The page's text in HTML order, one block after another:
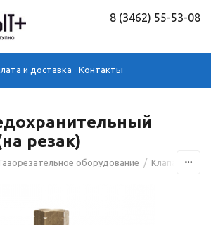
8 (3462) 55-53-08
и доставка Контакты
резак)
оборудование / Клапаны